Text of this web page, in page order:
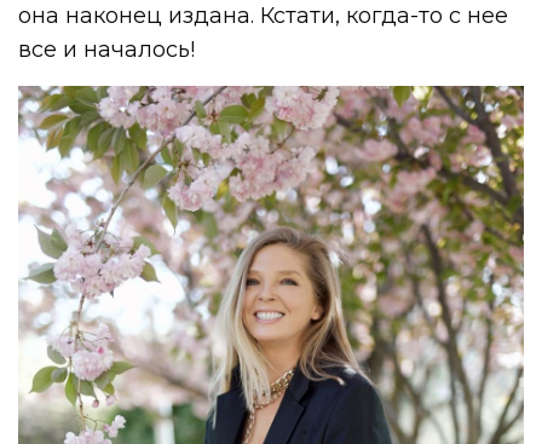
она наконец издана. Кстати, когда-то с нее
все и началось!